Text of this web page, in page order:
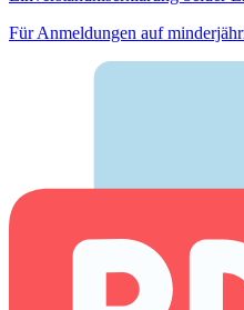
Für Anmeldungen auf